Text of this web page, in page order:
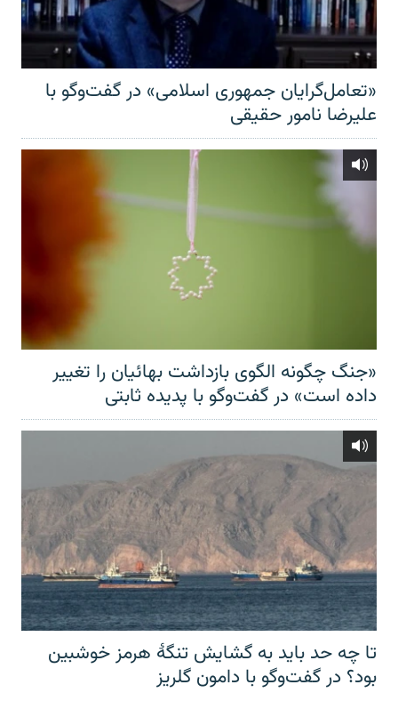
«تعامل‌گرایان جمهوری اسلامی» در گفت‌وگو با
علیرضا نامور حقیقی
«جنگ چگونه الگوی بازداشت بهائیان را تغییر
داده است» در گفت‌وگو با پدیده ثابتی
تا چه حد باید به گشایش تنگهٔ هرمز خوشبین
بود؟ در گفت‌وگو با دامون گلریز